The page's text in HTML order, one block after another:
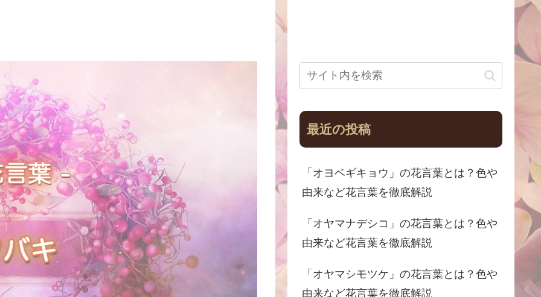
最近の投稿
「オヨベギキョウ」の花言葉とは？色や
由来など花言葉を徹底解説
「オヤマナデシコ」の花言葉とは？色や
由来など花言葉を徹底解説
「オヤマシモツケ」の花言葉とは？色や
由来など花言葉を徹底解説